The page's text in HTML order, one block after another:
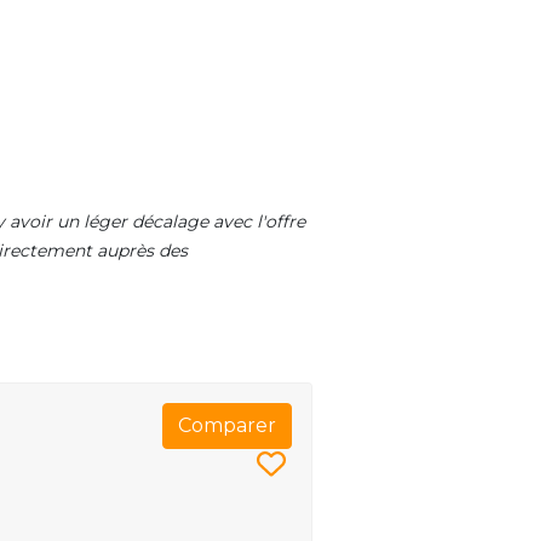
un léger décalage avec l'offre
auprès des
Comparer